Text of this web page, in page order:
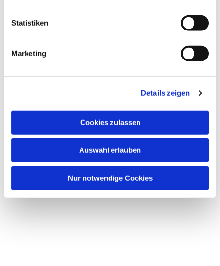
Statistiken
Marketing
Details zeigen
Cookies zulassen
Auswahl erlauben
Nur notwendige Cookies